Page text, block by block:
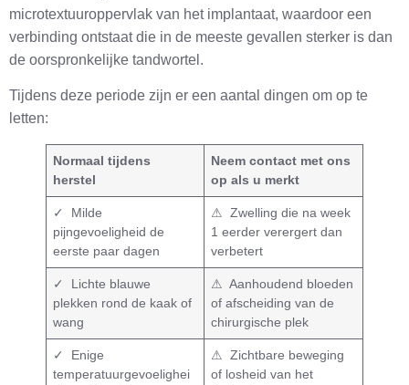
microtextuuroppervlak van het implantaat, waardoor een
verbinding ontstaat die in de meeste gevallen sterker is dan
de oorspronkelijke tandwortel.
Tijdens deze periode zijn er een aantal dingen om op te
letten:
Normaal tijdens
herstel
Neem contact met ons
op als u merkt
✓ Milde
pijngevoeligheid de
eerste paar dagen
⚠ Zwelling die na week
1 eerder verergert dan
verbetert
✓ Lichte blauwe
plekken rond de kaak of
wang
⚠ Aanhoudend bloeden
of afscheiding van de
chirurgische plek
✓ Enige
temperatuurgevoelighei
⚠ Zichtbare beweging
of losheid van het